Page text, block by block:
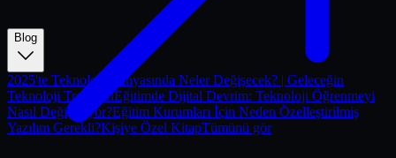
Blog
2025'te Teknoloji Dünyasında Neler Değişecek? | Geleceğin
Teknoloji TrendleriEğitimde Dijital Devrim: Teknoloji Öğrenmeyi
Nasıl Değiştiriyor?Eğitim Kurumları İçin Neden Özelleştirilmiş
Yazılım Gerekli?Kişiye Özel KitapTümünü gör